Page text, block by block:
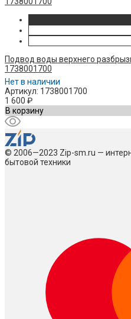
Подвод воды верхнего
1738001700
Нет в наличии
Артикул: 1738001700
1 600 ₽
В корзину
© 2006—2023 Zip-sm.ru —
бытовой техники